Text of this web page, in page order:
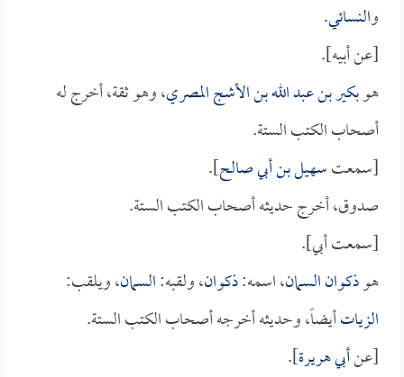
والنسائي.
[عن أبيه].
هوبكير بن عبد الله بن الأشج المصري، وهو ثقة، أخرج له
أصحاب الكتب الستة.
[سمعتسهيل بن أبي صالح].
صدوق، أخرج حديثه أصحاب الكتب الستة.
[سمعت أبي].
هوذكوان السمان، اسمه:ذكوان، ولقبه:السمان، ويلقب:
الزياتأيضاً، وحديثه أخرجه أصحاب الكتب الستة.
[عنأبي هريرة].